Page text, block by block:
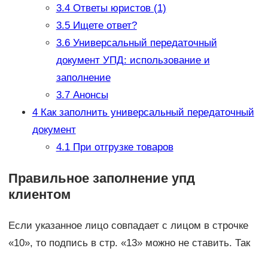
3.4Ответы юристов (1)
3.5Ищете ответ?
3.6Универсальный передаточный
документ УПД: использование и
заполнение
3.7Анонсы
4Как заполнить универсальный передаточный
документ
4.1При отгрузке товаров
Правильное заполнение упд
клиентом
Если указанное лицо совпадает с лицом в строчке
«10», то подпись в стр. «13» можно не ставить. Так